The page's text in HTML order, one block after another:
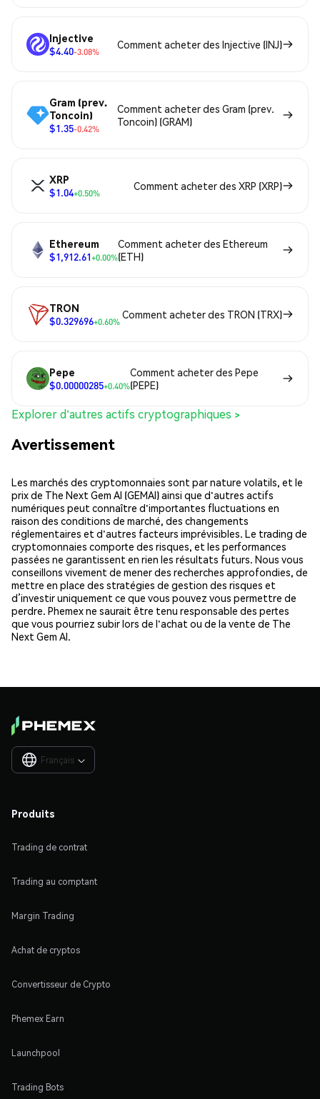
Injective
$4.40-3.08%
Comment acheter des Injective (INJ)
Gram (prev.
Toncoin)
$1.35-0.42%
Comment acheter des Gram (prev.
Toncoin) (GRAM)
XRP
$1.04+0.50%
Comment acheter des XRP (XRP)
Ethereum
$1,912.61+0.00%
Comment acheter des Ethereum
(ETH)
TRON
$0.329696+0.60%
Comment acheter des TRON (TRX)
Pepe
$0.00000285+0.40%
Comment acheter des Pepe
(PEPE)
Explorer d'autres actifs cryptographiques >
Avertissement
Les marchés des cryptomonnaies sont par nature volatils, et le
prix de The Next Gem AI (GEMAI) ainsi que d'autres actifs
numériques peut connaître d'importantes fluctuations en
raison des conditions de marché, des changements
réglementaires et d'autres facteurs imprévisibles. Le trading de
cryptomonnaies comporte des risques, et les performances
passées ne garantissent en rien les résultats futurs. Nous vous
conseillons vivement de mener des recherches approfondies, de
mettre en place des stratégies de gestion des risques et
d’investir uniquement ce que vous pouvez vous permettre de
perdre. Phemex ne saurait être tenu responsable des pertes
que vous pourriez subir lors de l'achat ou de la vente de The
Next Gem AI.
Français 
Produits
Trading de contrat
Trading au comptant
Margin Trading
Achat de cryptos
Convertisseur de Crypto
Phemex Earn
Launchpool
Trading Bots